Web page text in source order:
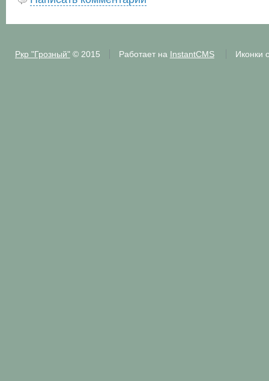
Ркр "Грозный"© 2015 Работает на InstantCMS Иконки